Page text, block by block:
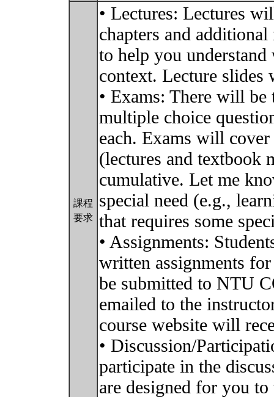
課程
要求
• Lectures: Lectures
chapters and
to help you
context. Lecture
• Exams: There will
multiple choice
each. Exams will
(lectures and textbook
cumulative. Let me
special need (e.g.,
that requires some
• Assignments:
written assignments
be submitted to NTU
emailed to the
course website will
• Discussion/
participate in the
are designed for you